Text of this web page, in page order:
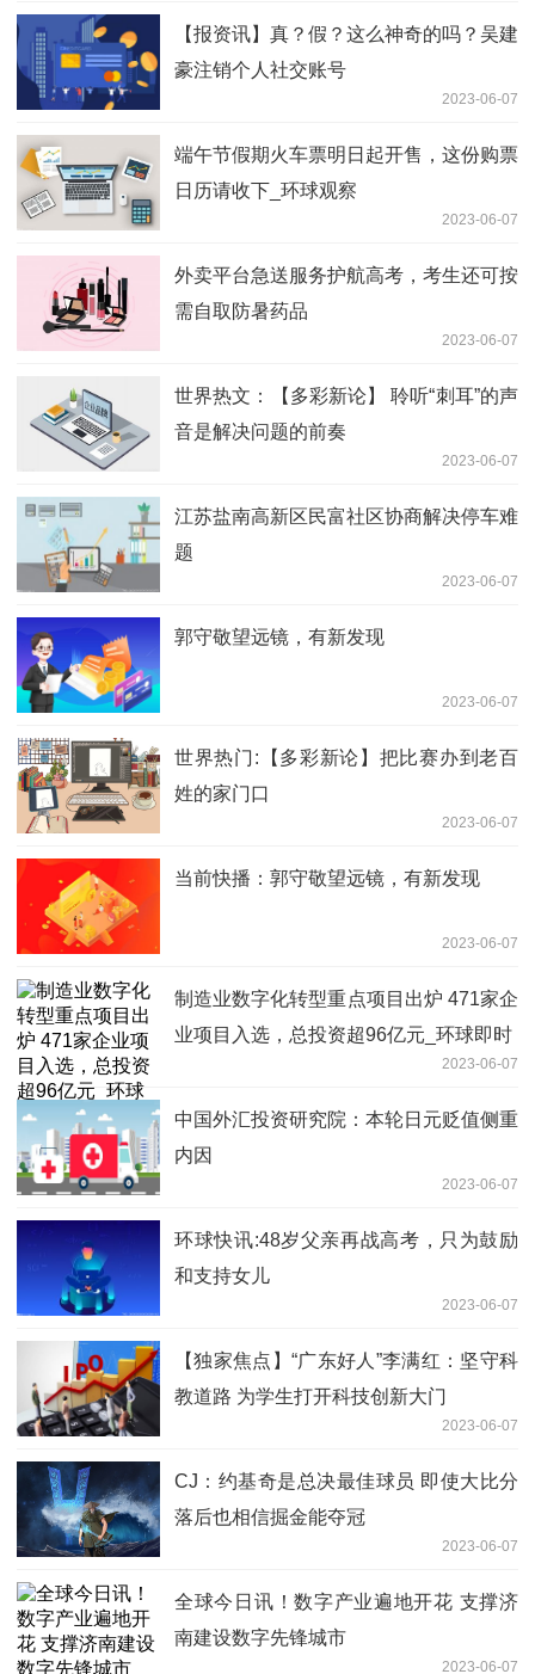
【报资讯】真？假？这么神奇的吗？吴建
豪注销个人社交账号
2023-06-07
端午节假期火车票明日起开售，这份购票
日历请收下_环球观察
2023-06-07
外卖平台急送服务护航高考，考生还可按
需自取防暑药品
2023-06-07
世界热文：【多彩新论】 聆听“刺耳”的声
音是解决问题的前奏
2023-06-07
江苏盐南高新区民富社区协商解决停车难
题
2023-06-07
郭守敬望远镜，有新发现
2023-06-07
世界热门:【多彩新论】把比赛办到老百
姓的家门口
2023-06-07
当前快播：郭守敬望远镜，有新发现
2023-06-07
制造业数字化转型重点项目出炉 471家企
业项目入选，总投资超96亿元_环球即时
2023-06-07
中国外汇投资研究院：本轮日元贬值侧重
内因
2023-06-07
环球快讯:48岁父亲再战高考，只为鼓励
和支持女儿
2023-06-07
【独家焦点】“广东好人”李满红：坚守科
教道路 为学生打开科技创新大门
2023-06-07
CJ：约基奇是总决最佳球员 即使大比分
落后也相信掘金能夺冠
2023-06-07
全球今日讯！数字产业遍地开花 支撑济
南建设数字先锋城市
2023-06-07